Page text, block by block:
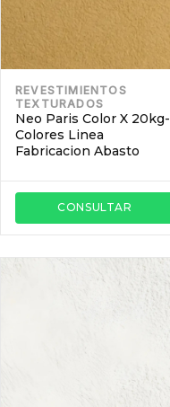
REVESTIMIENTOS
TEXTURADOS
Neo Paris Color X 20kg-
Colores Linea
Fabricacion Abasto
CONSULTAR